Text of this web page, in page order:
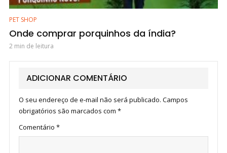
PET SHOP
Onde comprar porquinhos da índia?
2 min de leitura
ADICIONAR COMENTÁRIO
O seu endereço de e-mail não será publicado. Campos
obrigatórios são marcados com *
Comentário *